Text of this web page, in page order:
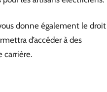
donne également le droit
d’accéder à des
carrière.